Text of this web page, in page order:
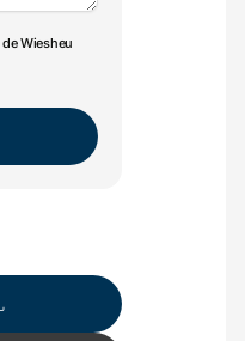
de Wiesheu